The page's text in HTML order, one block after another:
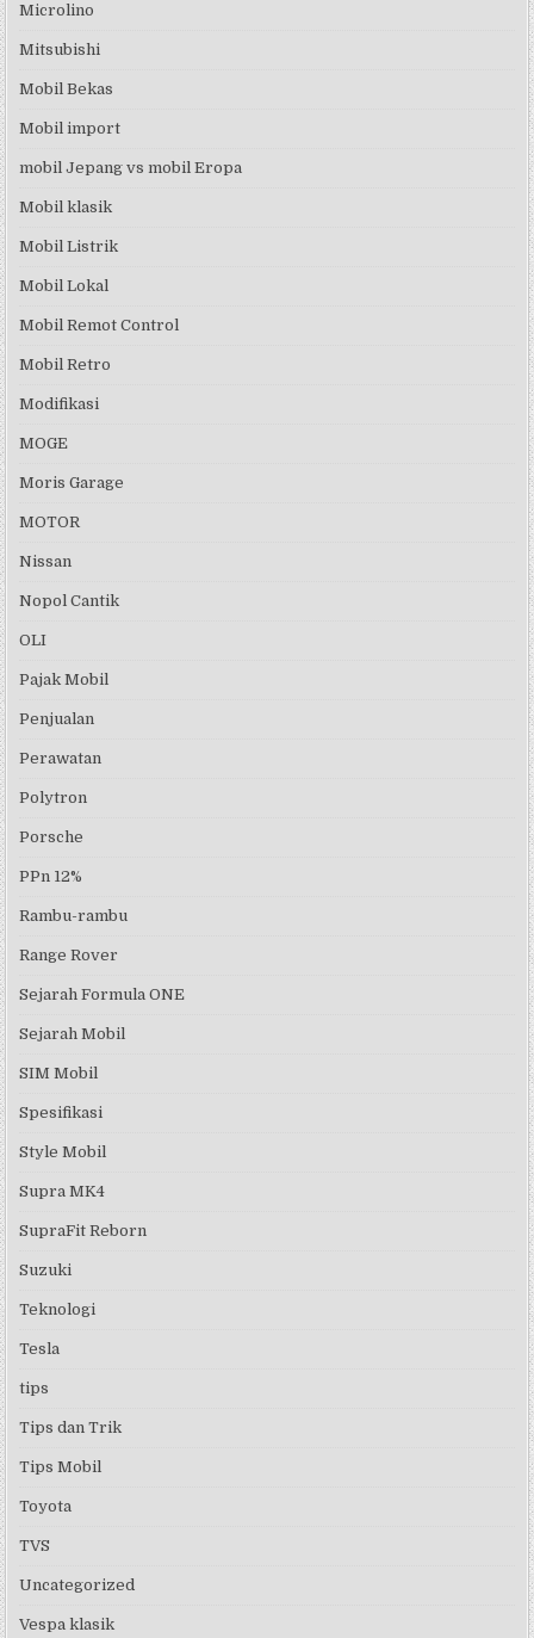
Microlino
Mitsubishi
Mobil Bekas
Mobil import
mobil Jepang vs mobil Eropa
Mobil klasik
Mobil Listrik
Mobil Lokal
Mobil Remot Control
Mobil Retro
Modifikasi
MOGE
Moris Garage
MOTOR
Nissan
Nopol Cantik
OLI
Pajak Mobil
Penjualan
Perawatan
Polytron
Porsche
PPn 12%
Rambu-rambu
Range Rover
Sejarah Formula ONE
Sejarah Mobil
SIM Mobil
Spesifikasi
Style Mobil
Supra MK4
SupraFit Reborn
Suzuki
Teknologi
Tesla
tips
Tips dan Trik
Tips Mobil
Toyota
TVS
Uncategorized
Vespa klasik